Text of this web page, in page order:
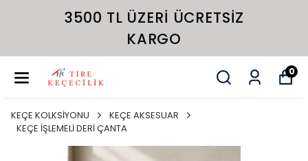
3500 TL ÜZERI ÜCRETSIZ
KARGO
0
KEÇE KOLKSİYONU
KEÇE AKSESUAR
KEÇE İŞLEMELİ DERİ ÇANTA